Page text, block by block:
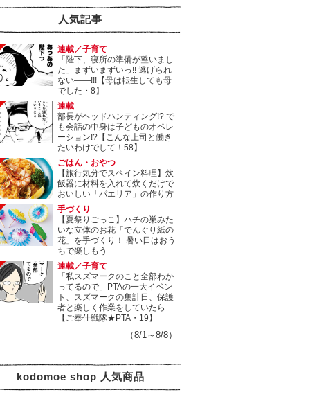
人気記事
連載／子育て
「陛下、寝所の準備が整いまし
た」まずいまずいっ!! 逃げられ
ない――!!!【母は転生しても母
でした・8】
連載
部長がヘッドハンティング!? で
も会話の中身は子どものオペレ
ーション!?【こんな上司と働き
たいわけでして！58】
ごはん・おやつ
【旅行気分でスペイン料理】炊
飯器に材料を入れて炊くだけで
おいしい「パエリア」の作り方
手づくり
【夏祭りごっこ】ハチの巣みた
いな立体のお花「でんぐり紙の
花」を手づくり！ 暑い日はおう
ちで楽しもう
連載／子育て
「私スズマークのこと全部わか
ってるので」PTAの一大イベン
ト、スズマークの集計日、保護
者と楽しく作業をしていたら…
【ご奉仕戦隊★PTA・19】
（8/1～8/8）
kodomoe shop 人気商品